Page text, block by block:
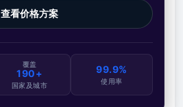
查看价格方案
覆盖
190+
国家及城市
99.9%
使用率